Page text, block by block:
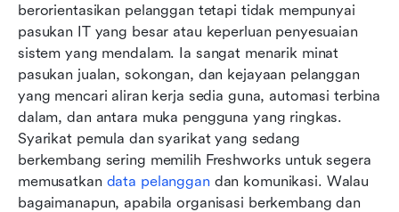
berorientasikan pelanggan tetapi tidak mempunyai
pasukan IT yang besar atau keperluan penyesuaian
sistem yang mendalam. Ia sangat menarik minat
pasukan jualan, sokongan, dan kejayaan pelanggan
yang mencari aliran kerja sedia guna, automasi terbina
dalam, dan antara muka pengguna yang ringkas.
Syarikat pemula dan syarikat yang sedang
berkembang sering memilih Freshworks untuk segera
memusatkan data pelanggan dan komunikasi. Walau
bagaimanapun, apabila organisasi berkembang dan